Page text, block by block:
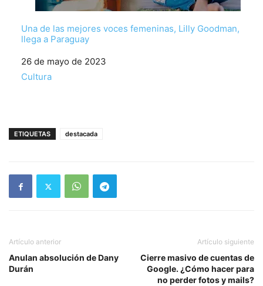
Una de las mejores voces femeninas, Lilly Goodman,
llega a Paraguay
Fecha
26 de mayo de 2023
Respecto a
Cultura
ETIQUETAS destacada
Artículo anterior
Anulan absolución de Dany
Durán
Artículo siguiente
Cierre masivo de cuentas de
Google. ¿Cómo hacer para
no perder fotos y mails?